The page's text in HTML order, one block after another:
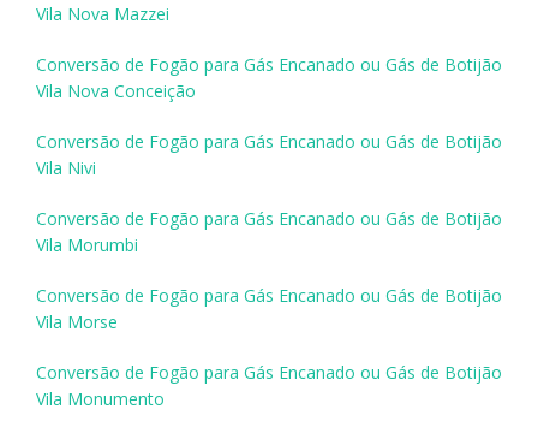
Vila Nova Mazzei
Conversão de Fogão para Gás Encanado ou Gás de Botijão
Vila Nova Conceição
Conversão de Fogão para Gás Encanado ou Gás de Botijão
Vila Nivi
Conversão de Fogão para Gás Encanado ou Gás de Botijão
Vila Morumbi
Conversão de Fogão para Gás Encanado ou Gás de Botijão
Vila Morse
Conversão de Fogão para Gás Encanado ou Gás de Botijão
Vila Monumento